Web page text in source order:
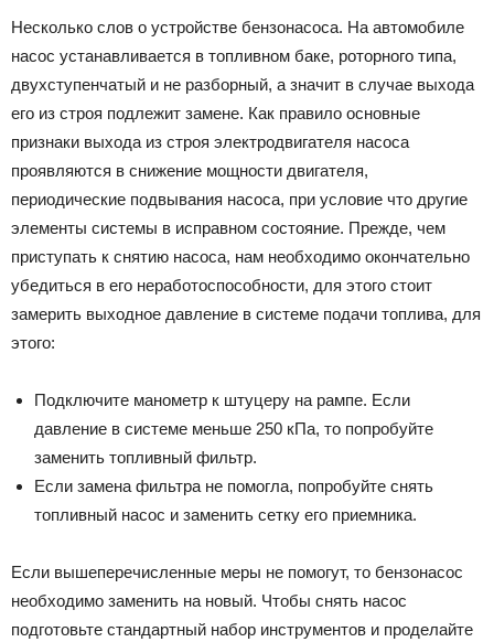
Несколько слов о устройстве бензонасоса. На автомобиле
насос устанавливается в топливном баке, роторного типа,
двухступенчатый и не разборный, а значит в случае выхода
его из строя подлежит замене. Как правило основные
признаки выхода из строя электродвигателя насоса
проявляются в снижение мощности двигателя,
периодические подвывания насоса, при условие что другие
элементы системы в исправном состояние. Прежде, чем
приступать к снятию насоса, нам необходимо окончательно
убедиться в его неработоспособности, для этого стоит
замерить выходное давление в системе подачи топлива, для
этого:
Подключите манометр к штуцеру на рампе. Если
давление в системе меньше 250 кПа, то попробуйте
заменить топливный фильтр.
Если замена фильтра не помогла, попробуйте снять
топливный насос и заменить сетку его приемника.
Если вышеперечисленные меры не помогут, то бензонасос
необходимо заменить на новый. Чтобы снять насос
подготовьте стандартный набор инструментов и проделайте